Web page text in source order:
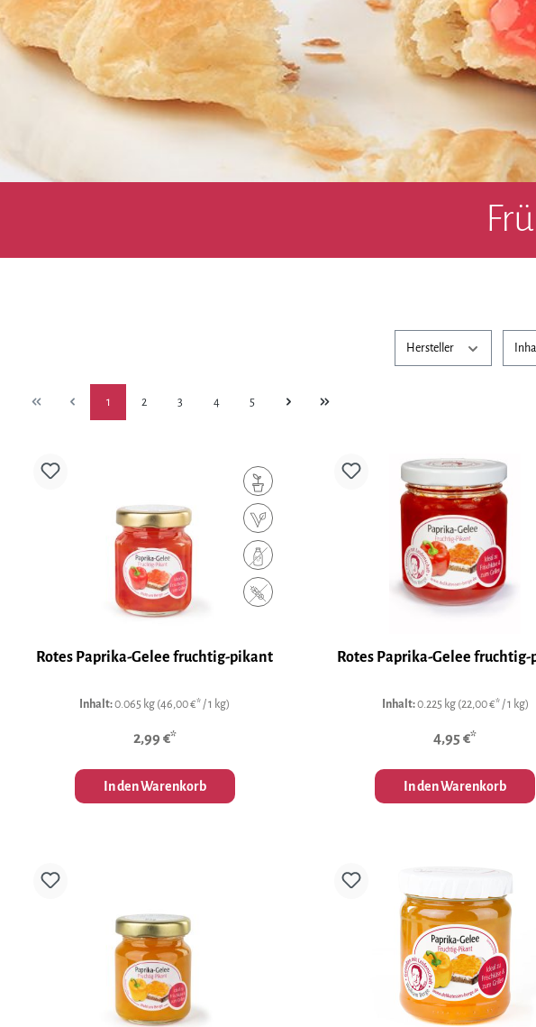
Hersteller
1 2 3 4 5
Rotes Paprika-Gelee fruchtig-pikant
Inhalt:0.065 kg (46,00 €* / 1 kg)
2,99 €*
In den Warenkorb
Rotes Paprika-Gelee
Inhalt:0.225 kg (22,00 €* / 1 kg)
4,95 €*
In den Warenkorb